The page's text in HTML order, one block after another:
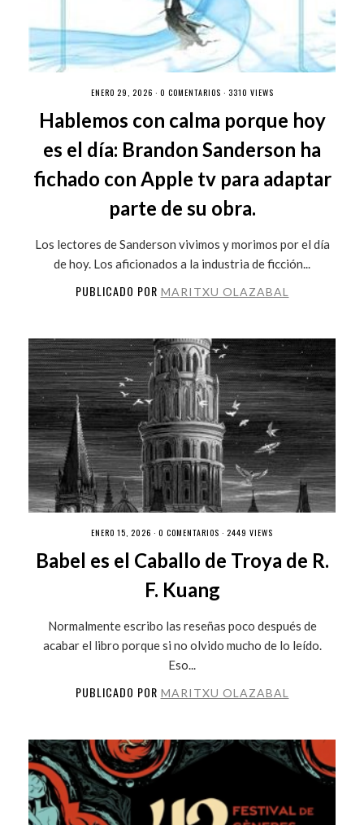
ENERO 29, 2026 · 0 COMENTARIOS · 3310 VIEWS
Hablemos con calma porque hoy
es el día: Brandon Sanderson ha
fichado con Apple tv para adaptar
parte de su obra.
Los lectores de Sanderson vivimos y morimos por el día
de hoy. Los aficionados a la industria de ficción...
PUBLICADO POR MARITXU OLAZABAL
ENERO 15, 2026 · 0 COMENTARIOS · 2449 VIEWS
Babel es el Caballo de Troya de R.
F. Kuang
Normalmente escribo las reseñas poco después de
acabar el libro porque si no olvido mucho de lo leído.
Eso...
PUBLICADO POR MARITXU OLAZABAL